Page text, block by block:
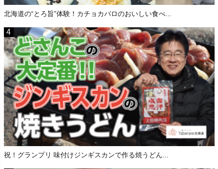
北海道の“とろ旨”体験！カチョカバロのおいしい食べ...
祝！グランプリ 味付けジンギスカンで作る焼うどん...